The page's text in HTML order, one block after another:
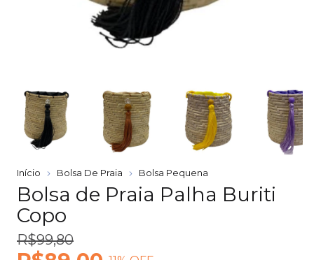
Início Bolsa De Praia Bolsa Pequena
Bolsa de Praia Palha Buriti
Copo
R$99,80